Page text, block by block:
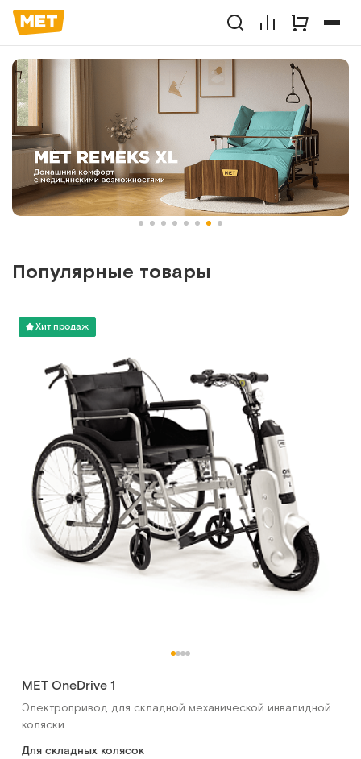
Популярные товары
Хит продаж
MET OneDrive 1
Электропривод для складной механической инвалидной
коляски
Для складных колясок